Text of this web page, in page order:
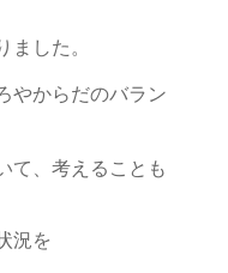
ました。
やからだのバラン
て、考えることも
況を